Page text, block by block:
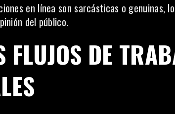
en línea son sarcásticas o genuinas,
del público.
DE